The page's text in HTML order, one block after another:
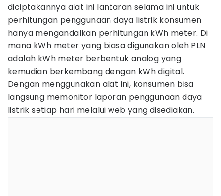
diciptakannya alat ini lantaran selama ini untuk
perhitungan penggunaan daya listrik konsumen
hanya mengandalkan perhitungan kWh meter. Di
mana kWh meter yang biasa digunakan oleh PLN
adalah kWh meter berbentuk analog yang
kemudian berkembang dengan kWh digital.
Dengan menggunakan alat ini, konsumen bisa
langsung memonitor laporan penggunaan daya
listrik setiap hari melalui web yang disediakan.